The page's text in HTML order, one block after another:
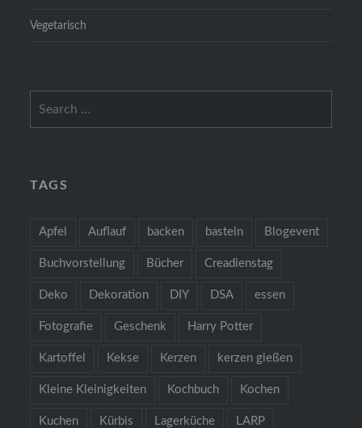
Vegetarisch
TAGS
Apfel Auflauf backen basteln Blogevent
Buchvorstellung Bücher Creadienstag
Deko Dekoration DIY DSA essen
Fotografie Geschenk Harry Potter
Kartoffel Kekse Kerzen kerzen gießen
Kleine Kleinigkeiten Kochbuch Kochen
Kuchen Kürbis Lagerküche LARP